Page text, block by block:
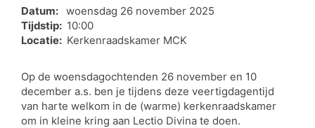
Datum:
woensdag 26 november 2025
Tijdstip: 10:00
Locatie: Kerkenraadskamer MCK
Op de woensdagochtenden 26 november en 10
december a.s. ben je tijdens deze veertigdagentijd
van harte welkom in de (warme) kerkenraadskamer
om in kleine kring aan Lectio Divina te doen.